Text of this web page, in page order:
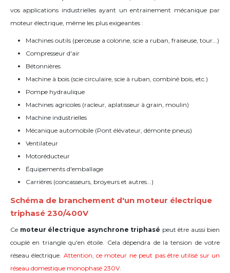
vos applications industrielles ayant un entrainement mécanique par
moteur électrique, même les plus exigeantes :
Machines outils (perceuse a colonne, scie a ruban, fraiseuse, tour...)
Compresseur d'air
Bétonnières
Machine à bois (scie circulaire, scie à ruban, combiné bois, etc.)
Pompe hydraulique
Machines agricoles (racleur, aplatisseur à grain, moulin)
Machine industrielles
Mécanique automobile (Pont élévateur, démonte pneus)
Ventilateur
Motoréducteur
Équipements d'emballage
Carrières (concasseurs, broyeurs et autres...)
Schéma de branchement d'un moteur électrique
triphasé 230/400V
Ce moteur électrique asynchrone triphasé peut être aussi bien
couplé en triangle qu'en étoile. Cela dépendra de la tension de votre
réseau électrique. Attention, ce moteur ne peut pas être utilisé sur un
réseau domestique monophasé 230V.